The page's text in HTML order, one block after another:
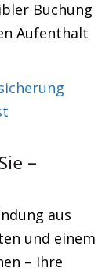
Buchung
Aufenthalt
–
aus
und einem
– Ihre